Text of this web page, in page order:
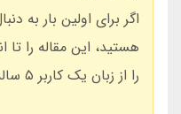
اگر برای اولین بار به
هستید، این مقاله را تا
را از زبان یک کاربر ۵ ساله خواهید آموخت.